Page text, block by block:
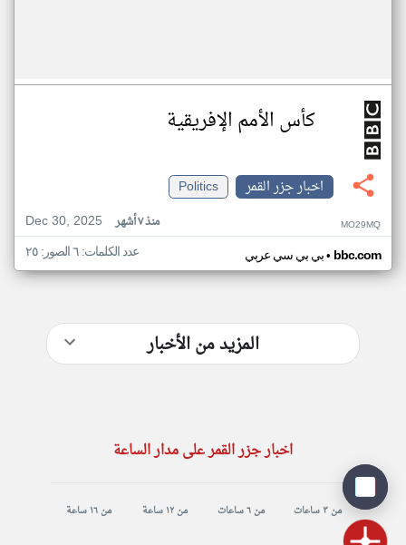
كأس الأمم الإفريقية
اخبار جزر القمر
Politics
Dec 30, 2025
منذ ٧ أشهر MO29MQ
بي بي سي عربي• bbc.com عدد الكلمات: ٦ الصور: ٢٥
المزيد من الأخبار
اخبار جزر القمر على مدار الساعة
من ٣ ساعات من ٦ ساعات من ١٢ ساعة من ١٦ ساعة